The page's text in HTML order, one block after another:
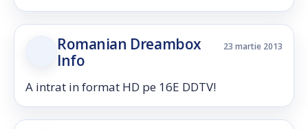
Romanian Dreambox
Info
23 martie 2013
A intrat in format HD pe 16E DDTV!